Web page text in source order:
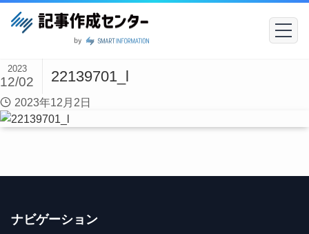
22139701_l
2023
12/02
2023年12月2日
ナビゲーション